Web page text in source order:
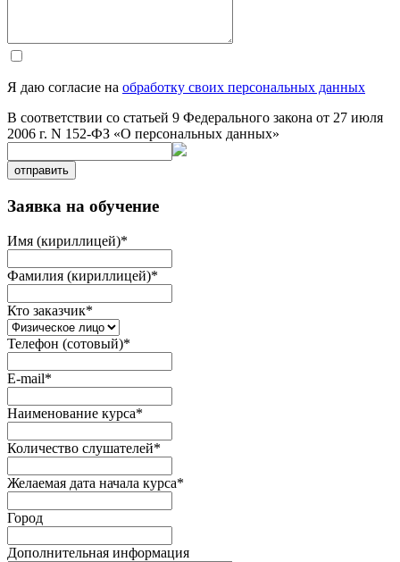
Я даю согласие на обработку своих персональных данных
В соответствии со статьей 9 Федерального закона от 27 июля
2006 г. N 152-ФЗ «О персональных данных»
отправить
Заявка на обучение
Имя (кириллицей)*
Фамилия (кириллицей)*
Кто заказчик*
Телефон (сотовый)*
E-mail*
Наименование курса*
Количество слушателей*
Желаемая дата начала курса*
Город
Дополнительная информация